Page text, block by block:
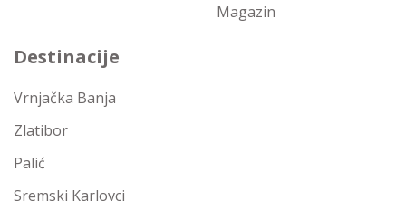
Magazin
Destinacije
Vrnjačka Banja
Zlatibor
Palić
Sremski Karlovci